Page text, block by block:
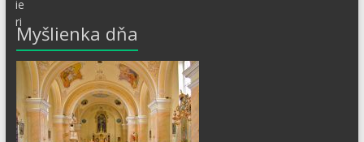
Myšlienka dňa